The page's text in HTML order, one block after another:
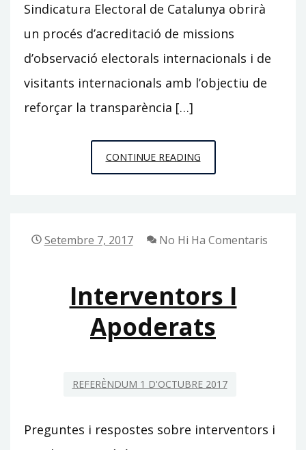
Sindicatura Electoral de Catalunya obrirà
un procés d’acreditació de missions
d’observació electorals internacionals i de
visitants internacionals amb l’objectiu de
reforçar la transparència […]
CONTINUE READINGOBSERVADORS
ELECTORALS
Setembre 7, 2017 No Hi Ha Comentaris
Interventors I
Apoderats
REFERÈNDUM 1 D'OCTUBRE 2017
Preguntes i respostes sobre interventors i